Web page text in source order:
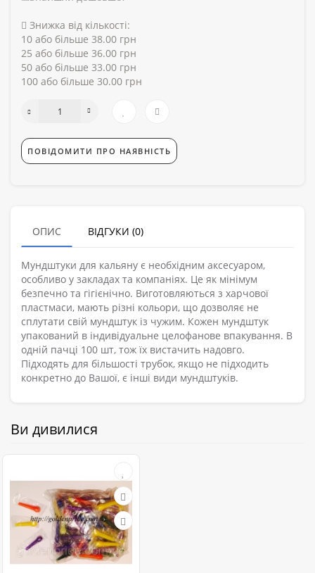
Знижка від кількості:
10 або більше 38.00 грн
25 або більше 36.00 грн
50 або більше 33.00 грн
100 або більше 30.00 грн
ПОВІДОМИТИ ПРО НАЯВНІСТЬ
ОПИС ВІДГУКИ (0)
Мундштуки для кальяну є необхідним аксесуаром,
особливо у закладах та компаніях. Це як мінімум
безпечно та гігієнічно. Виготовляються з харчової
пластмаси, мають різні кольори, що дозволяє не
сплутати свій мундштук із чужим. Кожен мундштук
упакований в індивідуальне целофанове впакування. В
одній пачці 100 шт, тож їх вистачить надовго.
Підходять для більшості трубок, якщо не підходить
конкретно до Вашої, є інші види мундштуків.
Ви дивилися